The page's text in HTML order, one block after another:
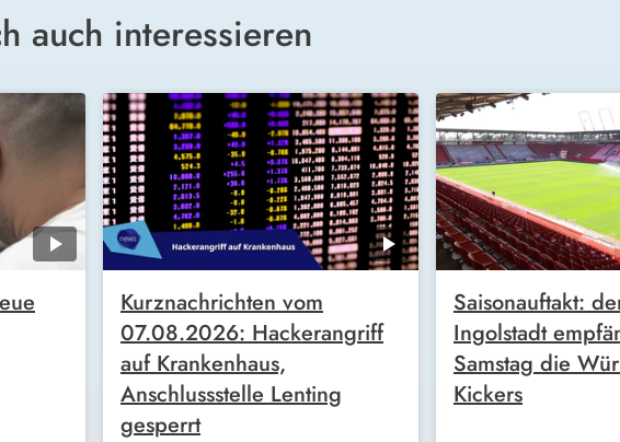
auch interessieren
Kurznachrichten vom
07.08.2026: Hackerangriff
auf Krankenhaus,
Anschlussstelle Lenting
gesperrt
Saisonauftakt:
Ingolstadt
Samstag die
Kickers